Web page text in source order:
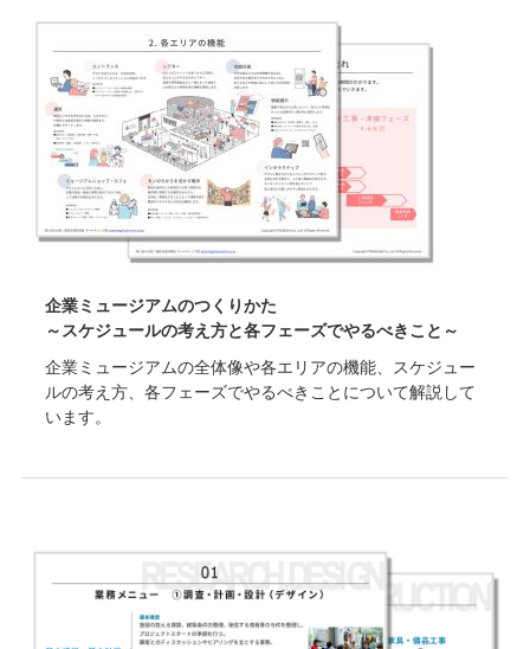
企業ミュージアムのつくりかた
～スケジュールの考え方と各フェーズでやるべきこと～
企業ミュージアムの全体像や各エリアの機能、スケジュー
ルの考え方、各フェーズでやるべきことについて解説して
います。